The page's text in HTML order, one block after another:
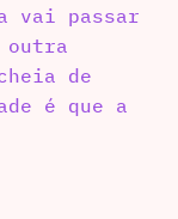
vai passar
outra
de
é que a